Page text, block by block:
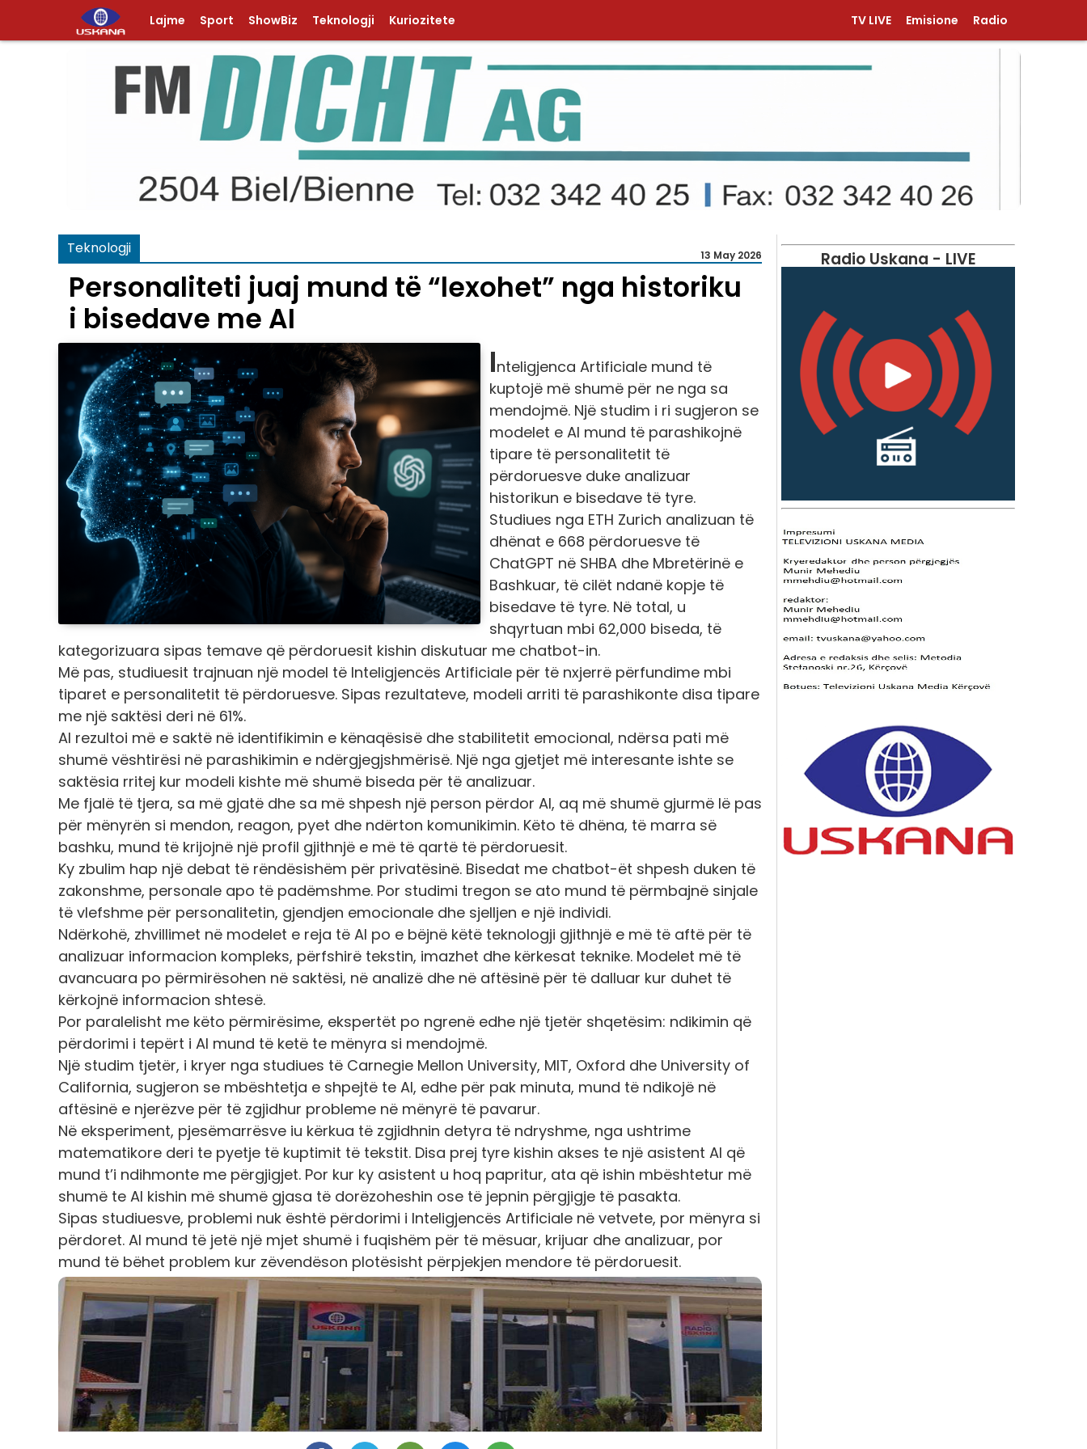
Lajme Sport ShowBiz Teknologji Kuriozitete TV LIVE Emisione Radio
Teknologji 13 May 2026
Personaliteti juaj mund të “lexohet” nga historiku
i bisedave me AI
Inteligjenca Artificiale mund të
kuptojë më shumë për ne nga sa
mendojmë. Një studim i ri sugjeron se
modelet e AI mund të parashikojnë
tipare të personalitetit të
përdoruesve duke analizuar
historikun e bisedave të tyre.
Studiues nga ETH Zurich analizuan të
dhënat e 668 përdoruesve të
ChatGPT në SHBA dhe Mbretërinë e
Bashkuar, të cilët ndanë kopje të
bisedave të tyre. Në total, u
shqyrtuan mbi 62,000 biseda, të
kategorizuara sipas temave që përdoruesit kishin diskutuar me chatbot-in.
Më pas, studiuesit trajnuan një model të Inteligjencës Artificiale për të nxjerrë përfundime mbi
tiparet e personalitetit të përdoruesve. Sipas rezultateve, modeli arriti të parashikonte disa tipare
me një saktësi deri në 61%.
AI rezultoi më e saktë në identifikimin e kënaqësisë dhe stabilitetit emocional, ndërsa pati më
shumë vështirësi në parashikimin e ndërgjegjshmërisë. Një nga gjetjet më interesante ishte se
saktësia rritej kur modeli kishte më shumë biseda për të analizuar.
Me fjalë të tjera, sa më gjatë dhe sa më shpesh një person përdor AI, aq më shumë gjurmë lë pas
për mënyrën si mendon, reagon, pyet dhe ndërton komunikimin. Këto të dhëna, të marra së
bashku, mund të krijojnë një profil gjithnjë e më të qartë të përdoruesit.
Ky zbulim hap një debat të rëndësishëm për privatësinë. Bisedat me chatbot-ët shpesh duken të
zakonshme, personale apo të padëmshme. Por studimi tregon se ato mund të përmbajnë sinjale
të vlefshme për personalitetin, gjendjen emocionale dhe sjelljen e një individi.
Ndërkohë, zhvillimet në modelet e reja të AI po e bëjnë këtë teknologji gjithnjë e më të aftë për të
analizuar informacion kompleks, përfshirë tekstin, imazhet dhe kërkesat teknike. Modelet më të
avancuara po përmirësohen në saktësi, në analizë dhe në aftësinë për të dalluar kur duhet të
kërkojnë informacion shtesë.
Por paralelisht me këto përmirësime, ekspertët po ngrenë edhe një tjetër shqetësim: ndikimin që
përdorimi i tepërt i AI mund të ketë te mënyra si mendojmë.
Një studim tjetër, i kryer nga studiues të Carnegie Mellon University, MIT, Oxford dhe University of
California, sugjeron se mbështetja e shpejtë te AI, edhe për pak minuta, mund të ndikojë në
aftësinë e njerëzve për të zgjidhur probleme në mënyrë të pavarur.
Në eksperiment, pjesëmarrësve iu kërkua të zgjidhnin detyra të ndryshme, nga ushtrime
matematikore deri te pyetje të kuptimit të tekstit. Disa prej tyre kishin akses te një asistent AI që
mund t’i ndihmonte me përgjigjet. Por kur ky asistent u hoq papritur, ata që ishin mbështetur më
shumë te AI kishin më shumë gjasa të dorëzoheshin ose të jepnin përgjigje të pasakta.
Sipas studiuesve, problemi nuk është përdorimi i Inteligjencës Artificiale në vetvete, por mënyra si
përdoret. AI mund të jetë një mjet shumë i fuqishëm për të mësuar, krijuar dhe analizuar, por
mund të bëhet problem kur zëvendëson plotësisht përpjekjen mendore të përdoruesit.
Radio Uskana - LIVE